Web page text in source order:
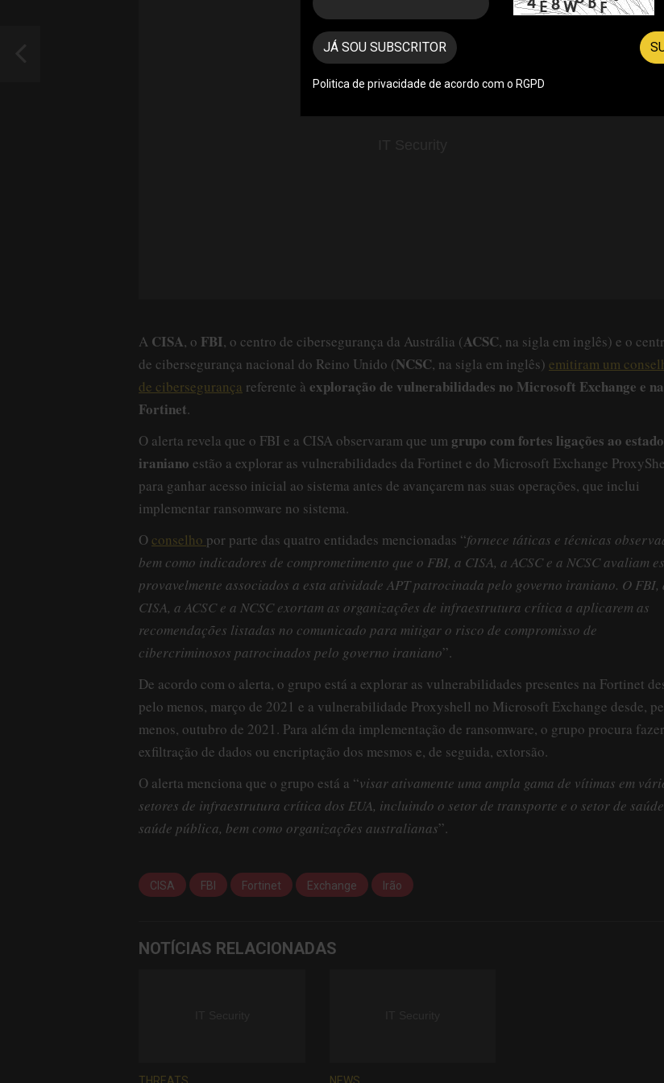
A CISA, o FBI, o centro de cibersegurança da Austrália (ACSC, na sigla em inglês) e o
de cibersegurança nacional do Reino Unido (NCSC, na sigla em inglês) emitiram um
de cibersegurança referente à exploração de vulnerabilidades no Microsoft Exchange e na
Fortinet.
O alerta revela que o FBI e a CISA observaram que um grupo com fortes ligações ao estado
iraniano estão a explorar as vulnerabilidades da Fortinet e do Microsoft Exchange
para ganhar acesso inicial ao sistema antes de avançarem nas suas operações, que inclui
implementar ransomware no sistema.
O conselho por parte das quatro entidades mencionadas “fornece táticas e técnicas
bem como indicadores de comprometimento que o FBI, a CISA, a ACSC e a NCSC avaliam
provavelmente associados a esta atividade APT patrocinada pelo governo iraniano. O FBI,
CISA, a ACSC e a NCSC exortam as organizações de infraestrutura crítica a aplicarem as
recomendações listadas no comunicado para mitigar o risco de compromisso de
cibercriminosos patrocinados pelo governo iraniano”.
De acordo com o alerta, o grupo está a explorar as vulnerabilidades presentes na Fortinet
pelo menos, março de 2021 e a vulnerabilidade Proxyshell no Microsoft Exchange desde,
menos, outubro de 2021. Para além da implementação de ransomware, o grupo procura fazer
exfiltração de dados ou encriptação dos mesmos e, de seguida, extorsão.
O alerta menciona que o grupo está a “visar ativamente uma ampla gama de vítimas em
setores de infraestrutura crítica dos EUA, incluindo o setor de transporte e o setor de
saúde pública, bem como organizações australianas”.
CISA FBI Fortinet Exchange Irão
NOTÍCIAS RELACIONADAS
JÁ SOU SUBSCRITOR
Politica de privacidade de acordo com o RGPD